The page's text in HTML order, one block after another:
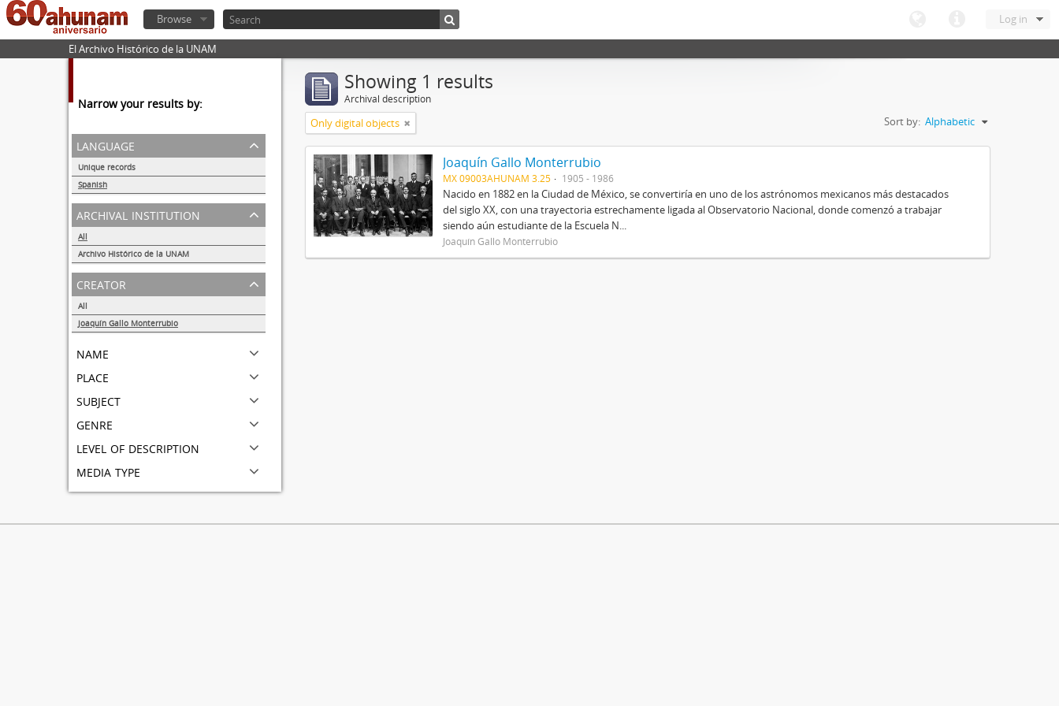
Log in
Browse
El Archivo Histórico de la UNAM
Narrow your results by:
language
Unique records
Spanish
1
archival institution
All
Archivo Histórico de la UNAM
1
creator
All
Joaquín Gallo Monterrubio
name
place
subject
genre
level of description
media type
Showing 1 results
Archival description
Only digital objects Sort by: Alphabetic
Joaquín Gallo Monterrubio
MX 09003AHUNAM 3.25 1905 - 1986
Nacido en 1882 en la Ciudad de México, se convertiría en uno de los astrónomos mexicanos más destacados
del siglo XX, con una trayectoria estrechamente ligada al Observatorio Nacional, donde comenzó a trabajar
siendo aún estudiante de la Escuela N...
Joaquín Gallo Monterrubio